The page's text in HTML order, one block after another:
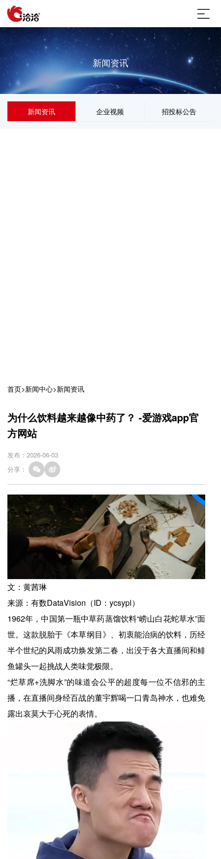
新闻资讯
新闻资讯 企业视频 招投标公告
首页>新闻中心>新闻资讯
为什么饮料越来越像中药了？ -爱游戏app官
方网站
发布：2026-06-03
分享：
文：黄茜琳
来源：有数DataVision（ID：ycsypl）
1962年，中国第一瓶中草药蒸馏饮料“崂山白花蛇草水”面
世。这款脱胎于《本草纲目》、初衷能治病的饮料，历经
半个世纪的风雨成功焕发第二春，出没于各大直播间和鲱
鱼罐头一起挑战人类味觉极限。
“烂草席+洗脚水”的味道会公平的超度每一位不信邪的主
播，在直播间身经百战的董宇辉喝一口青岛神水，也难免
露出哀莫大于心死的表情。